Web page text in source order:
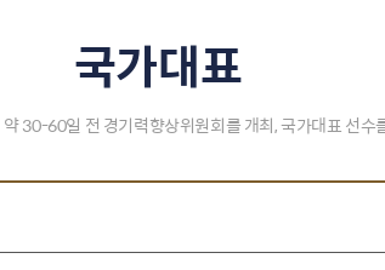
국가대표
30-60일 전 경기력향상위원회를 개최, 국가대표 선